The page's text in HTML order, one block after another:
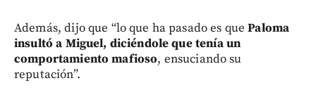
Además, dijo que “lo que ha pasado es quePaloma
insultó a Miguel, diciéndole que tenía un
comportamiento mafioso, ensuciando su
reputación”.